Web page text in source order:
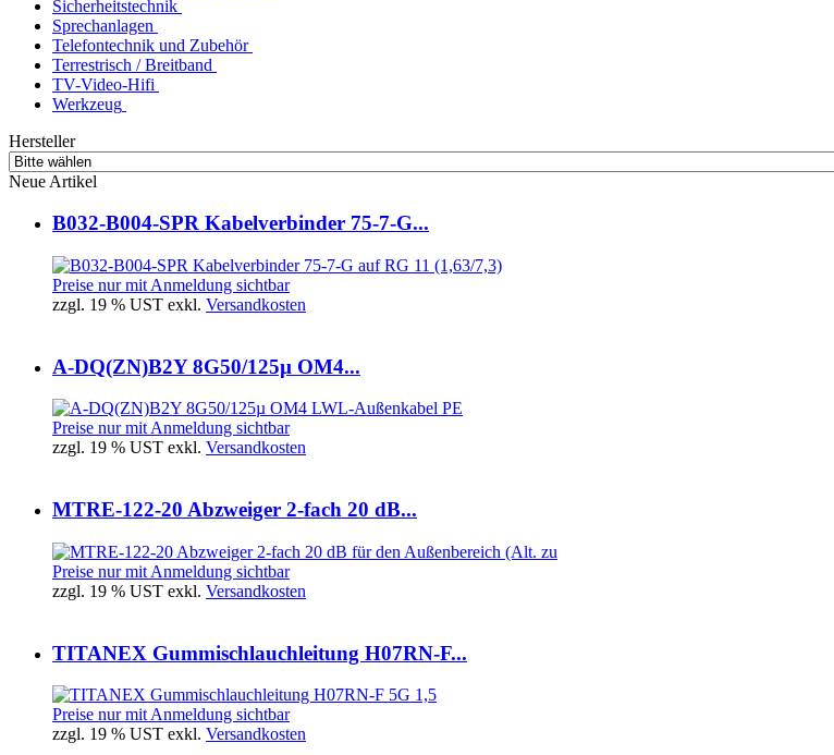
Sicherheitstechnik
Sprechanlagen
Telefontechnik und Zubehör
Terrestrisch / Breitband
TV-Video-Hifi
Werkzeug
Hersteller
Neue Artikel
B032-B004-SPR Kabelverbinder 75-7-G...
Preise nur mit Anmeldung sichtbar
zzgl. 19 % UST exkl. Versandkosten
A-DQ(ZN)B2Y 8G50/125µ OM4...
Preise nur mit Anmeldung sichtbar
zzgl. 19 % UST exkl. Versandkosten
MTRE-122-20 Abzweiger 2-fach 20 dB...
Preise nur mit Anmeldung sichtbar
zzgl. 19 % UST exkl. Versandkosten
TITANEX Gummischlauchleitung H07RN-F...
Preise nur mit Anmeldung sichtbar
zzgl. 19 % UST exkl. Versandkosten